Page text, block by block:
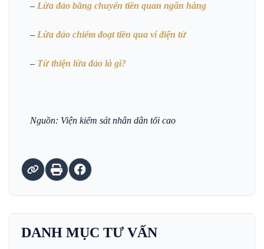
DANH MỤC TƯ VẤN
– Lừa đảo bằng chuyển tiền quan ngân hàng
– Lừa đảo chiếm đoạt tiền qua ví điện tử
– Từ thiện lừa đảo là gì?
Nguồn: Viện kiểm sát nhân dân tối cao